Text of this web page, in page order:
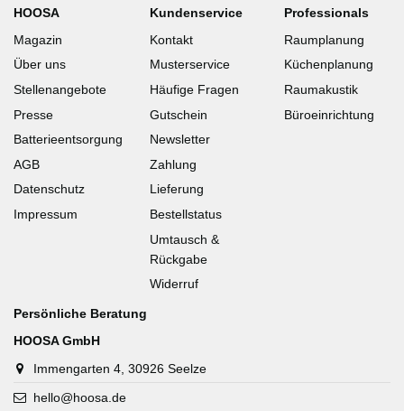
HOOSA
Magazin
Über uns
Stellenangebote
Presse
Batterieentsorgung
AGB
Datenschutz
Impressum
Kundenservice
Kontakt
Musterservice
Häufige Fragen
Gutschein
Newsletter
Zahlung
Lieferung
Bestellstatus
Umtausch &
Rückgabe
Widerruf
Professionals
Raumplanung
Küchenplanung
Raumakustik
Büroeinrichtung
Persönliche Beratung
HOOSA GmbH
Immengarten 4, 30926 Seelze
hello@hoosa.de